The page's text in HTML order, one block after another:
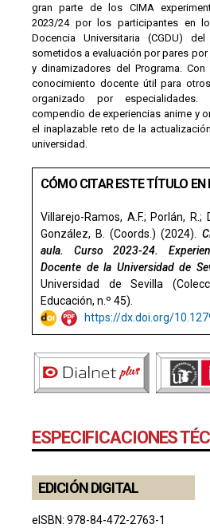
gran parte de los CIMA
2023/24 por los participantes en
Docencia Universitaria (CGDU) del
sometidos a evaluación por pares
y dinamizadores del Programa.
conocimiento docente útil para
organizado por
compendio de experiencias anime y
el inaplazable reto de la
universidad.
CÓMO CITAR ESTE TÍTULO
Villarejo-Ramos, A.F.; Porlán, R.;
González, B. (Coords.) (2024).
aula. Curso 2023-24.
Docente de la Universidad de
Universidad de Sevilla
Educación, n.º 45).
https://dx.doi.org/
ESPECIFICACIONES
EDICIÓN DIGITAL
eISBN: 978-84-472-2763-1